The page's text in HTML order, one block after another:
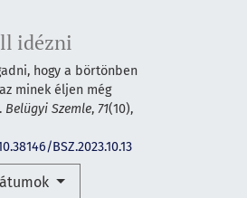
idézni
hogy a börtönben
minek éljen még
Belügyi Szemle, 71(10),
BSZ.2023.10.13